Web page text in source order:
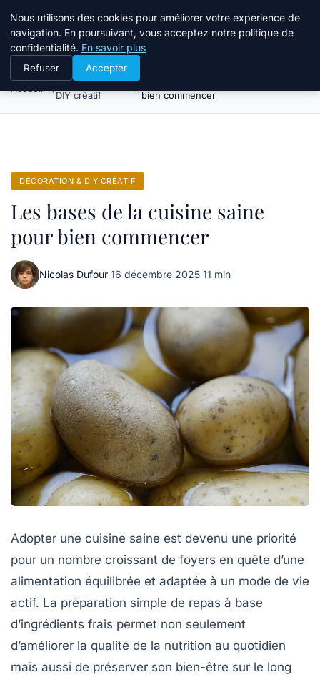
Atelier Designers
Décoration &
DIY créatif
bien commencer
DÉCORATION & DIY CRÉATIF
Les bases de la cuisine saine
pour bien commencer
Nicolas Dufour·16 décembre 2025·11 min
Adopter une cuisine saine est devenu une priorité
pour un nombre croissant de foyers en quête d’une
alimentation équilibrée et adaptée à un mode de vie
actif. La préparation simple de repas à base
d’ingrédients frais permet non seulement
d’améliorer la qualité de la nutrition au quotidien
mais aussi de préserver son bien-être sur le long
Nous utilisons des cookies pour améliorer votre expérience de
navigation. En poursuivant, vous acceptez notre politique de
confidentialité. En savoir plus
Refuser Accepter